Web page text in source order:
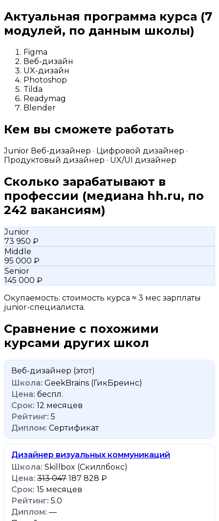
Актуальная программа курса (7
модулей, по данным школы)
Figma
Веб-дизайн
UX-дизайн
Photoshop
Tilda
Readymag
Blender
Кем вы сможете работать
Junior Веб-дизайнер · Цифровой дизайнер ·
Продуктовый дизайнер · UX/UI дизайнер
Сколько зарабатывают в
профессии (медиана hh.ru, по
242 вакансиям)
Junior
73 950 ₽
Middle
95 000 ₽
Senior
145 000 ₽
Окупаемость: стоимость курса ≈ 3 мес зарплаты
junior-специалиста.
Сравнение с похожими
курсами других школ
Веб-дизайнер (этот)
GeekBrains (ГикБреинс)
беспл.
12 месяцев
5
Сертификат
Дизайнер визуальных коммуникаций
Skillbox (Скиллбокс)
313 047 187 828 ₽
15 месяцев
5.0
—